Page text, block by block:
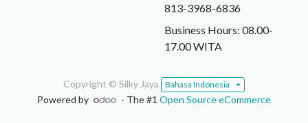
813‑3968‑6836
Business Hours: 08.00-
17.00 WITA
Copyright © Silky Jaya Bahasa Indonesia
Powered by - The #1 Open Source eCommerce